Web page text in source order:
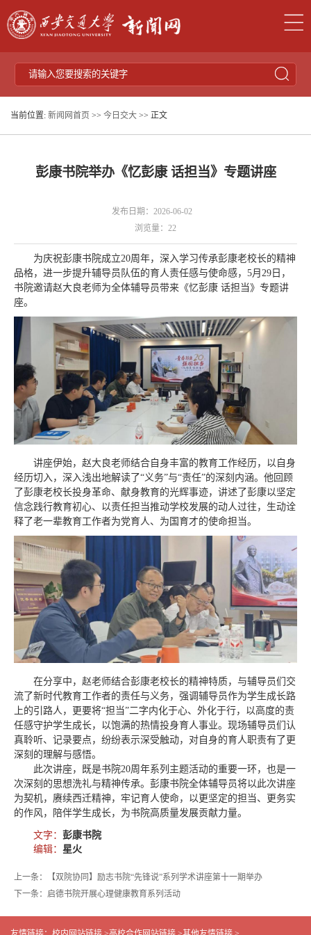
当前位置: 新闻网首页 >> 今日交大 >> 正文
彭康书院举办《忆彭康 话担当》专题讲座
发布日期：2026-06-02
浏览量： 22
为庆祝彭康书院成立20周年，深入学习传承彭康老校长的精神
品格，进一步提升辅导员队伍的育人责任感与使命感，5月29日，
书院邀请赵大良老师为全体辅导员带来《忆彭康 话担当》专题讲
座。
讲座伊始，赵大良老师结合自身丰富的教育工作经历，以自身
经历切入，深入浅出地解读了“义务”与“责任”的深刻内涵。他回顾
了彭康老校长投身革命、献身教育的光辉事迹，讲述了彭康以坚定
信念践行教育初心、以责任担当推动学校发展的动人过往，生动诠
释了老一辈教育工作者为党育人、 为 国育才的使命担当。
在分享中，赵老师结合彭康老校长的精神特质，与辅导员们交
流了新时代教育工作者的责任与义务，强调辅导员作为学生成长路
上的引路人，更要将“担当”二字内化于心、外化于行，以高度的责
任感守护学生成长，以饱满的热情投身育人事业。现场辅导员们认
真聆听、记录要点，纷纷表示深受触动，对自身的育人职责有了更
深刻的理解与感悟。
此次讲座，既是书院20周年系列主题活动的重要一环，也是一
次深刻的思想洗礼与精神传承。彭康书院全体辅导员将以此次讲座
为契机，赓续西迁精神，牢记育人使命，以更坚定的担当、更务实
的作风，陪伴学生成长，为书院高质量发展贡献力量。
文字： 彭康书院
编辑： 星火
上一条：【双院协同】励志书院“先锋说”系列学术讲座第十一期举办
下一条：启德书院开展心理健康教育系列活动